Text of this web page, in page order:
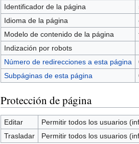
Identificador de la página
Idioma de la página
Modelo de contenido de la página
Indización por robots
Número de redirecciones a esta página
Subpáginas de esta página
Protección de página
Editar
Permitir todos los usuarios
Trasladar
Permitir todos los usuarios